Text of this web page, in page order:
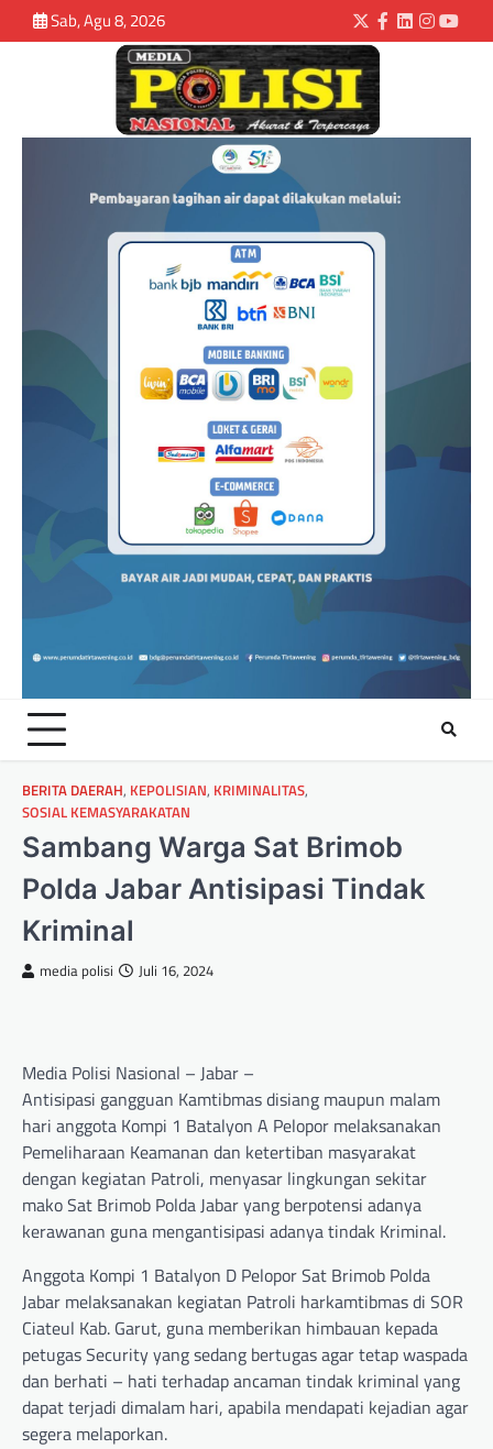
Sab, Agu 8, 2026
BERITA DAERAH, KEPOLISIAN, KRIMINALITAS,
SOSIAL KEMASYARAKATAN
Sambang Warga Sat Brimob
Polda Jabar Antisipasi Tindak
Kriminal
media polisi Juli 16, 2024
Media Polisi Nasional – Jabar –
Antisipasi gangguan Kamtibmas disiang maupun malam
hari anggota Kompi 1 Batalyon A Pelopor melaksanakan
Pemeliharaan Keamanan dan ketertiban masyarakat
dengan kegiatan Patroli, menyasar lingkungan sekitar
mako Sat Brimob Polda Jabar yang berpotensi adanya
kerawanan guna mengantisipasi adanya tindak Kriminal.
Anggota Kompi 1 Batalyon D Pelopor Sat Brimob Polda
Jabar melaksanakan kegiatan Patroli harkamtibmas di SOR
Ciateul Kab. Garut, guna memberikan himbauan kepada
petugas Security yang sedang bertugas agar tetap waspada
dan berhati – hati terhadap ancaman tindak kriminal yang
dapat terjadi dimalam hari, apabila mendapati kejadian agar
segera melaporkan.